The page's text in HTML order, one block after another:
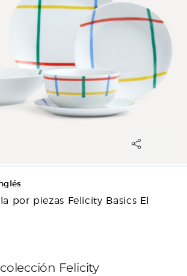
por piezas Felicity Basics El
Felicity